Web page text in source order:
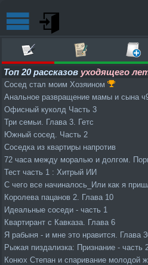
Топ 20 рассказов уходящего
Сосед стал моим Хозяином
Анальное развращение мамы и сына
Офисный куколд Часть 3
Три семьи. Глава 3. Гетс
Южный сосед. Часть 2
Соседка из квартиры напротив
72 часа между моралью и долгом.
Тест часть 1 : Хитрый ИИ
С чего все начиналось_Или как я
Королева пацанов 2. Глава 10
Идеальные соседи - часть 1
Квартирант с Кавказа. Глава 6
Я рабыня - и мне это нравится. Глава
Рыжая пиздализка: Признание - часть
Конюх Степан и спаривание молодой